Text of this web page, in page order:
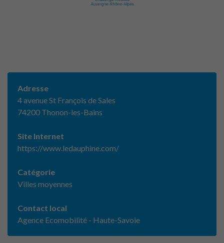
Adresse
4 avenue St François de Sales
74200 Thonon-les-Bains
Site Internet
https://www.ledauphine.com/
Catégorie
Villes moyennes
Contact local
Agence Ecomobilité - Haute-Savoie